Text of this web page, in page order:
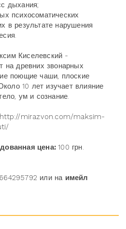
дыхания;
психосоматических
в результате нарушения
Киселевский -
на древних звонарных
поющие чаши, плоские
10 лет изучает влияние
ум и сознание.
http://mirazvon.com/maksim-
цена:100 грн.
или на имейл